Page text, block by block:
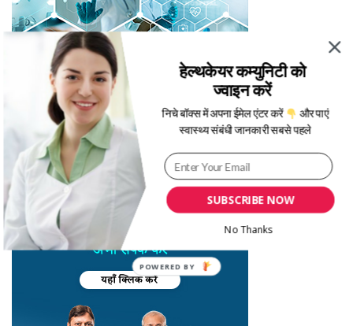
SUBSCRIBE NOW
हेल्थकेयर कम्युनिटी को
ज्वाइन करें
निचे बॉक्स में अपना ईमेल एंटर करें
और पाएं
स्वास्थ्य संबंधी जानकारी सबसे पहले
No Thanks
POWERED BY